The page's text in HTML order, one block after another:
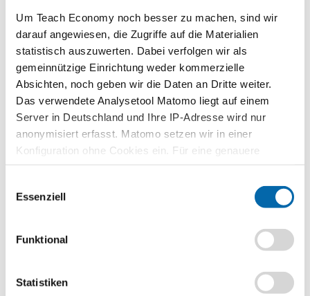
Um Teach Economy noch besser zu machen, sind wir
darauf angewiesen, die Zugriffe auf die Materialien
statistisch auszuwerten. Dabei verfolgen wir als
gemeinnützige Einrichtung weder kommerzielle
Absichten, noch geben wir die Daten an Dritte weiter.
Das verwendete Analysetool Matomo liegt auf einem
Server in Deutschland und Ihre IP-Adresse wird nur
anonymisiert erfasst. Matomo setzen wir in einer
Konfiguration ohne Cookies ein. Für eine genauere
Analyse bitte wir Sie, auch den optional wählbaren
Essenziell
Funktional
Statistiken
Planspiel Wirtschaftsordnung: Die Gestaltung
einer neuen Welt
Was bringt Menschen dazu, sich Gedanken über eine
Smith’schen Prinzip der unsichtbaren Hand des Marktes die
Soziale Marktwirtschaft, Wirtschaftspolitik
Prof. Dr. Mario Mechtel